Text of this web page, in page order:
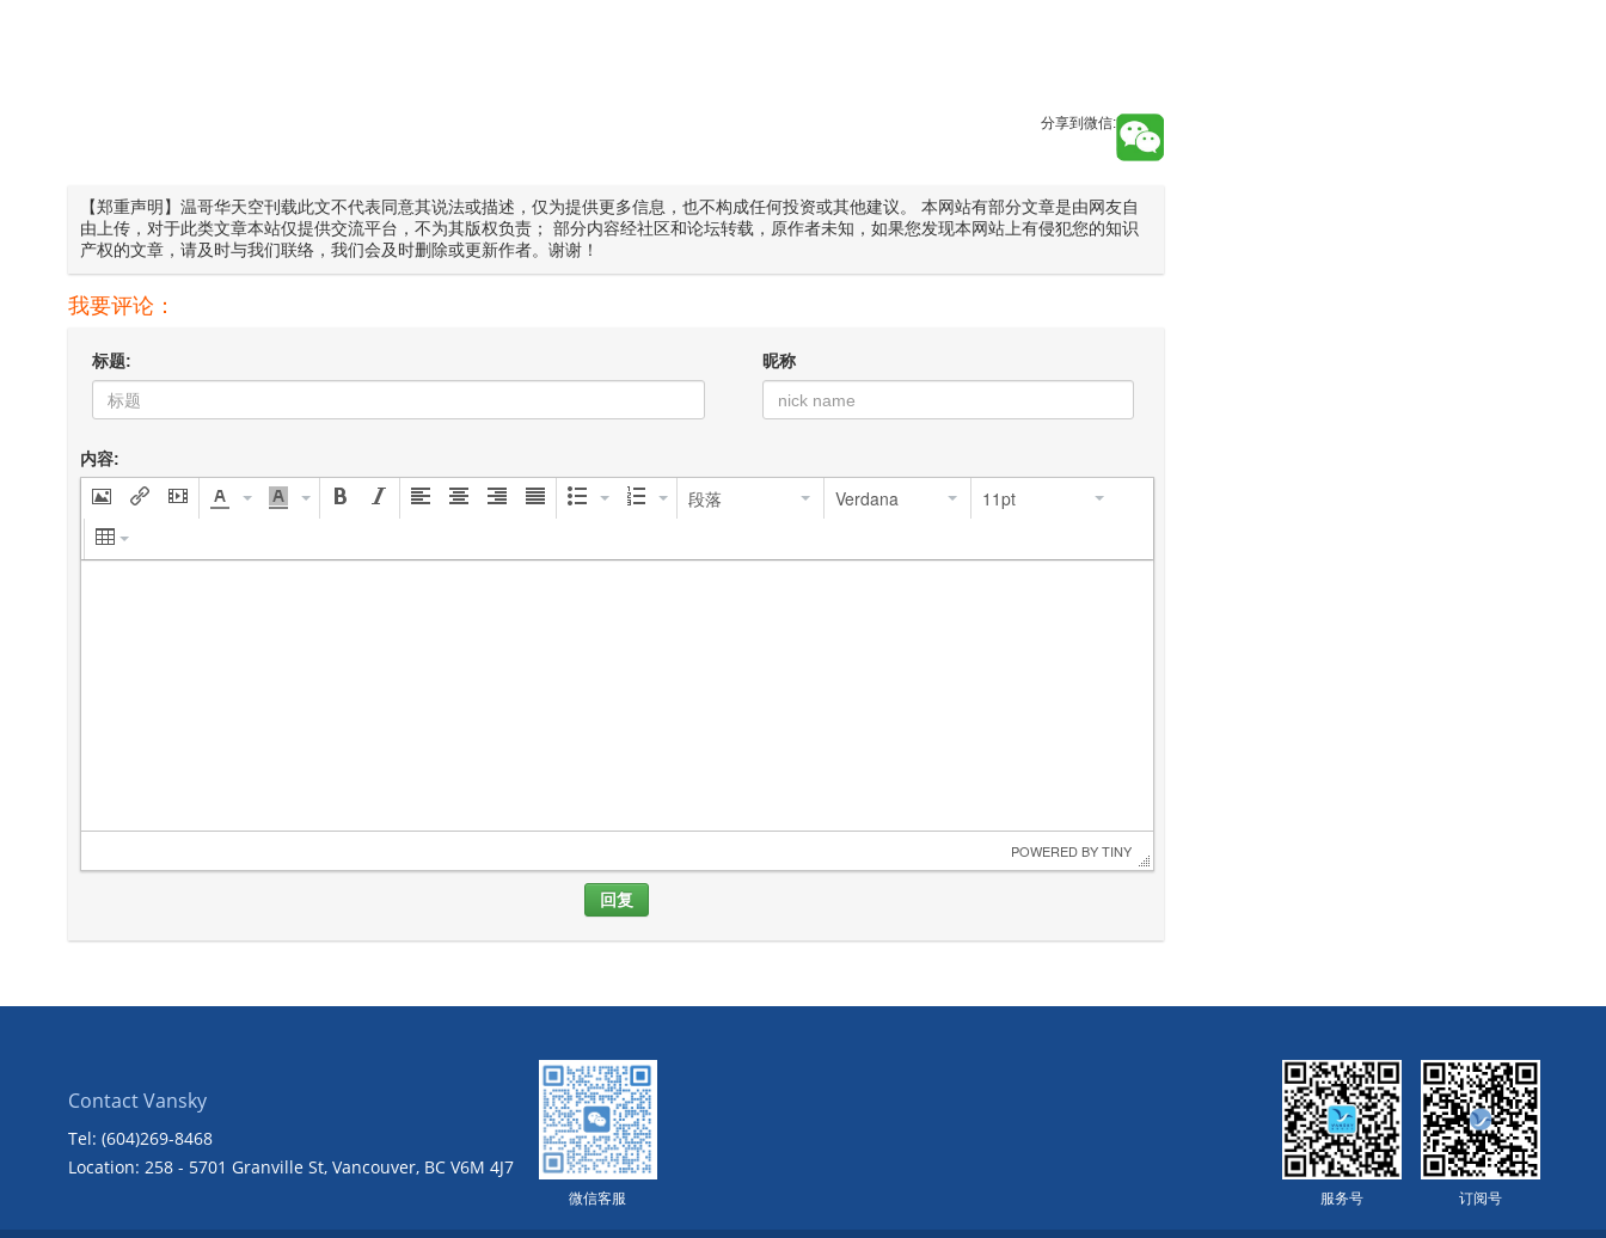
分享到微信:
【郑重声明】温哥华天空刊载此文不代表同意其说法或描述，仅为提供更多信息，也不构成任何投资或其他建议。 本网站有部分文章是由网友自
由上传，对于此类文章本站仅提供交流平台，不为其版权负责； 部分内容经社区和论坛转载，原作者未知，如果您发现本网站上有侵犯您的知识
产权的文章，请及时与我们联络，我们会及时删除或更新作者。谢谢！
我要评论：
标题: 昵称
内容:
段落 Verdana 11pt
POWERED BY TINY
回复
Contact Vansky
Tel: (604)269-8468
Location: 258 - 5701 Granville St, Vancouver, BC V6M 4J7
微信客服 订阅号
服务号